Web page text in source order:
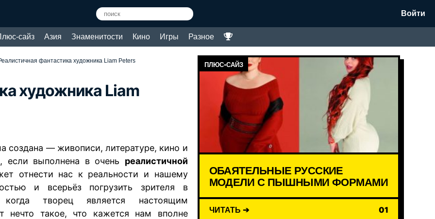
Войти
сайз Азия Знаменитости Кино Игры Разное
фантастика художника Liam Peters
художника Liam
создана — живописи, литературе, кино и
если выполнена в очень реалистичной
отнести нас к реальности и нашему
и всерьёз погрузить зрителя в
творец является настоящим
нечто такое, что кажется нам вполне
ПЛЮС-САЙЗ
ОБАЯТЕЛЬНЫЕ РУССКИЕ
МОДЕЛИ С ПЫШНЫМИ ФОРМАМИ
ЧИТАТЬ ➔ 01